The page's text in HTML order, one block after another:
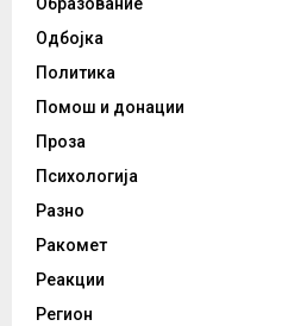
Одбојка
Политика
Помош и донации
Проза
Психологија
Разно
Ракомет
Реакции
Регион